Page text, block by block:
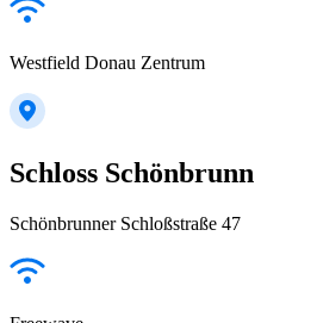
Westfield Donau Zentrum
Schloss Schönbrunn
Schönbrunner Schloßstraße 47